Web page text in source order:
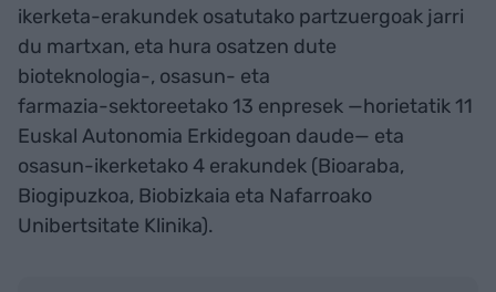
ikerketa-erakundek osatutako partzuergoak jarri
du martxan, eta hura osatzen dute
bioteknologia-, osasun- eta
farmazia-sektoreetako 13 enpresek —horietatik 11
Euskal Autonomia Erkidegoan daude— eta
osasun-ikerketako 4 erakundek (Bioaraba,
Biogipuzkoa, Biobizkaia eta Nafarroako
Unibertsitate Klinika).